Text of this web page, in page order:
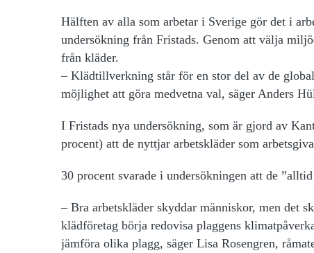
Hälften av alla som arbetar i Sverige gör det i
undersökning från Fristads. Genom att välja
från kläder.
– Klädtillverkning står för en stor del av de
möjlighet att göra medvetna val, säger Anders
I Fristads nya undersökning, som är gjord av
procent) att de nyttjar arbetskläder som
30 procent svarade i undersökningen att de
– Bra arbetskläder skyddar människor, men det
klädföretag börja redovisa plaggens
jämföra olika plagg, säger Lisa Rosengren,